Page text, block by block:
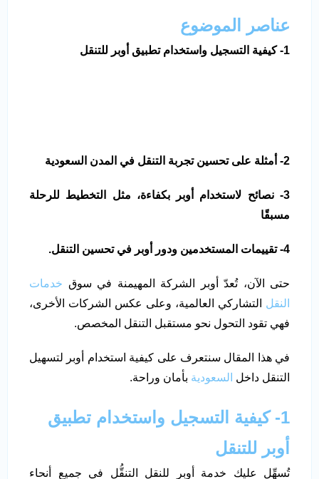
عناصر الموضوع
1- كيفية التسجيل واستخدام تطبيق أوبر للتنقل
2- أمثلة على تحسين تجربة التنقل في المدن السعودية
3- نصائح لاستخدام أوبر بكفاءة، مثل التخطيط للرحلة
مسبقًا
4- تقييمات المستخدمين ودور أوبر في تحسين التنقل.
حتى الآن، تُعدّ أوبر الشركة المهيمنة في سوق خدمات
النقل التشاركي العالمية، وعلى عكس الشركات الأخرى،
فهي تقود التحول نحو مستقبل التنقل المخصص.
في هذا المقال سنتعرف على كيفية استخدام أوبر لتسهيل
التنقل داخل السعودية بأمان وراحة.
1- كيفية التسجيل واستخدام تطبيق
أوبر للتنقل
تُسهِّل عليك خدمة أوبر للنقل التنقُّل في جميع أنحاء